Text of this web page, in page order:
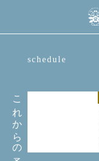
これからの予定
schedule